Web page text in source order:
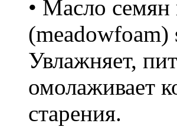
• Масло семян
(meadowfoam)
Увлажняет,
омолаживает
старения.